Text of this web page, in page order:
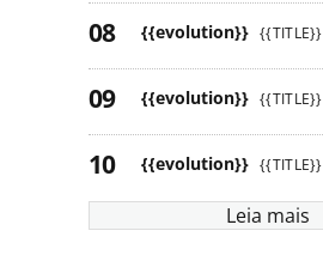
{{evolution}} {{TITLE}}
{{evolution}} {{TITLE}}
{{evolution}} {{TITLE}}
Leia mais